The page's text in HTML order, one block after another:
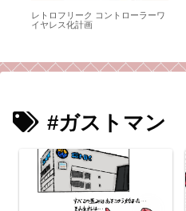
レトロフリーク コントローラーワ
イヤレス化計画
#ガストマン